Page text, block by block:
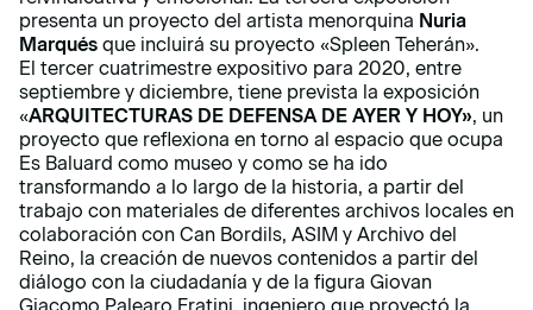
presenta un proyecto del artista menorquina Nuria
Marqués que incluirá su proyecto «Spleen Teherán».
El tercer cuatrimestre expositivo para 2020, entre
septiembre y diciembre, tiene prevista la exposición
«ARQUITECTURAS DE DEFENSA DE AYER Y HOY», un
proyecto que reflexiona en torno al espacio que ocupa
Es Baluard como museo y como se ha ido
transformando a lo largo de la historia, a partir del
trabajo con materiales de diferentes archivos locales en
colaboración con Can Bordils, ASIM y Archivo del
Reino, la creación de nuevos contenidos a partir del
diálogo con la ciudadanía y de la figura Giovan
Giacomo Palearo Fratini, ingeniero que proyectó la